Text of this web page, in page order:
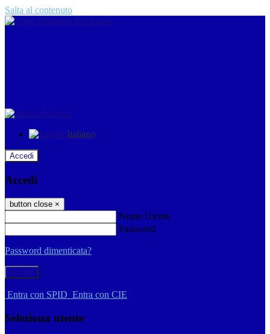
Salta al contenuto
Italiano
Italiano
Accedi
Accedi
button close ×
Nome Utente
Password
Password dimenticata?
-
Entra con SPID Entra con CIE
Seleziona utente